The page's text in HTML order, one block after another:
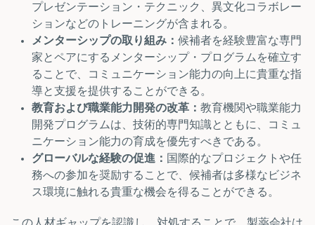
プレゼンテーション・テクニック、異文化コラボレー
ションなどのトレーニングが含まれる。
メンターシップの取り組み： 候補者を経験豊富な専門
家とペアにするメンターシップ・プログラムを確立す
ることで、コミュニケーション能力の向上に貴重な指
導と支援を提供することができる。
教育および職業能力開発の改革： 教育機関や職業能力
開発プログラムは、技術的専門知識とともに、コミュ
ニケーション能力の育成を優先すべきである。
グローバルな経験の促進： 国際的なプロジェクトや任
務への参加を奨励することで、候補者は多様なビジネ
ス環境に触れる貴重な機会を得ることができる。